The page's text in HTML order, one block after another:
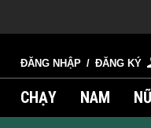
ĐĂNG NHẬP / ĐĂNG KÝ
CHẠY NAM